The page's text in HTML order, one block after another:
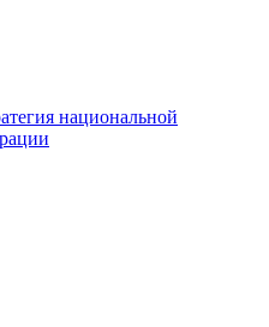
национальной